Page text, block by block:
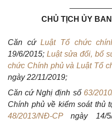
CHỦ TỊCH ỦY
Căn cứLuật Tổ chức
19/6/2015; Luật sửa đổi, bổ
chức Chính phủ và Luật Tổ
ngày 22/11/2019;
Căn cứ Nghị định số 63/
Chính phủ về kiểm soát thủ
48/2013/NĐ-CPngày 14/